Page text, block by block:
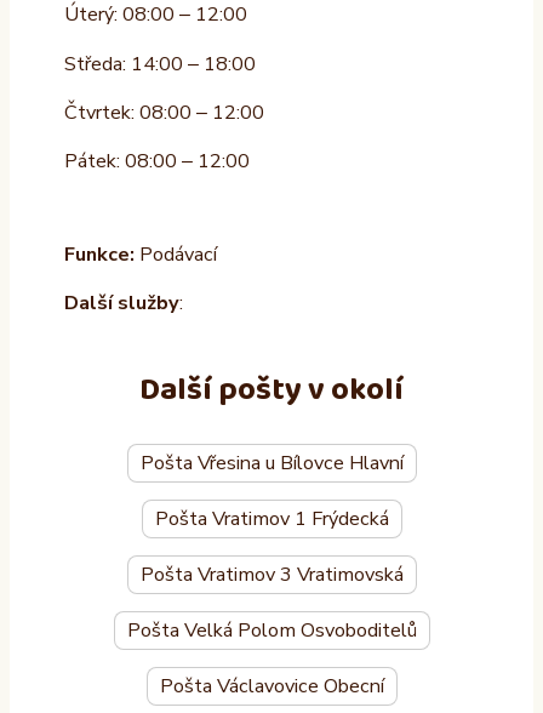
Úterý: 08:00 – 12:00
Středa: 14:00 – 18:00
Čtvrtek: 08:00 – 12:00
Pátek: 08:00 – 12:00
Funkce: Podávací
Další služby:
Další pošty v okolí
Pošta Vřesina u Bílovce Hlavní
Pošta Vratimov 1 Frýdecká
Pošta Vratimov 3 Vratimovská
Pošta Velká Polom Osvoboditelů
Pošta Václavovice Obecní